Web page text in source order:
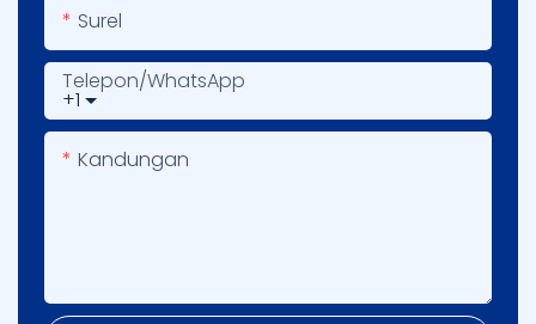
Surel
+1
Telepon/WhatsApp
Kandungan